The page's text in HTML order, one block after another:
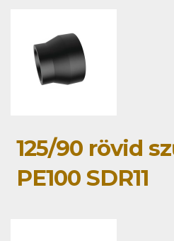
125/90 rövid
PE100 SDR11